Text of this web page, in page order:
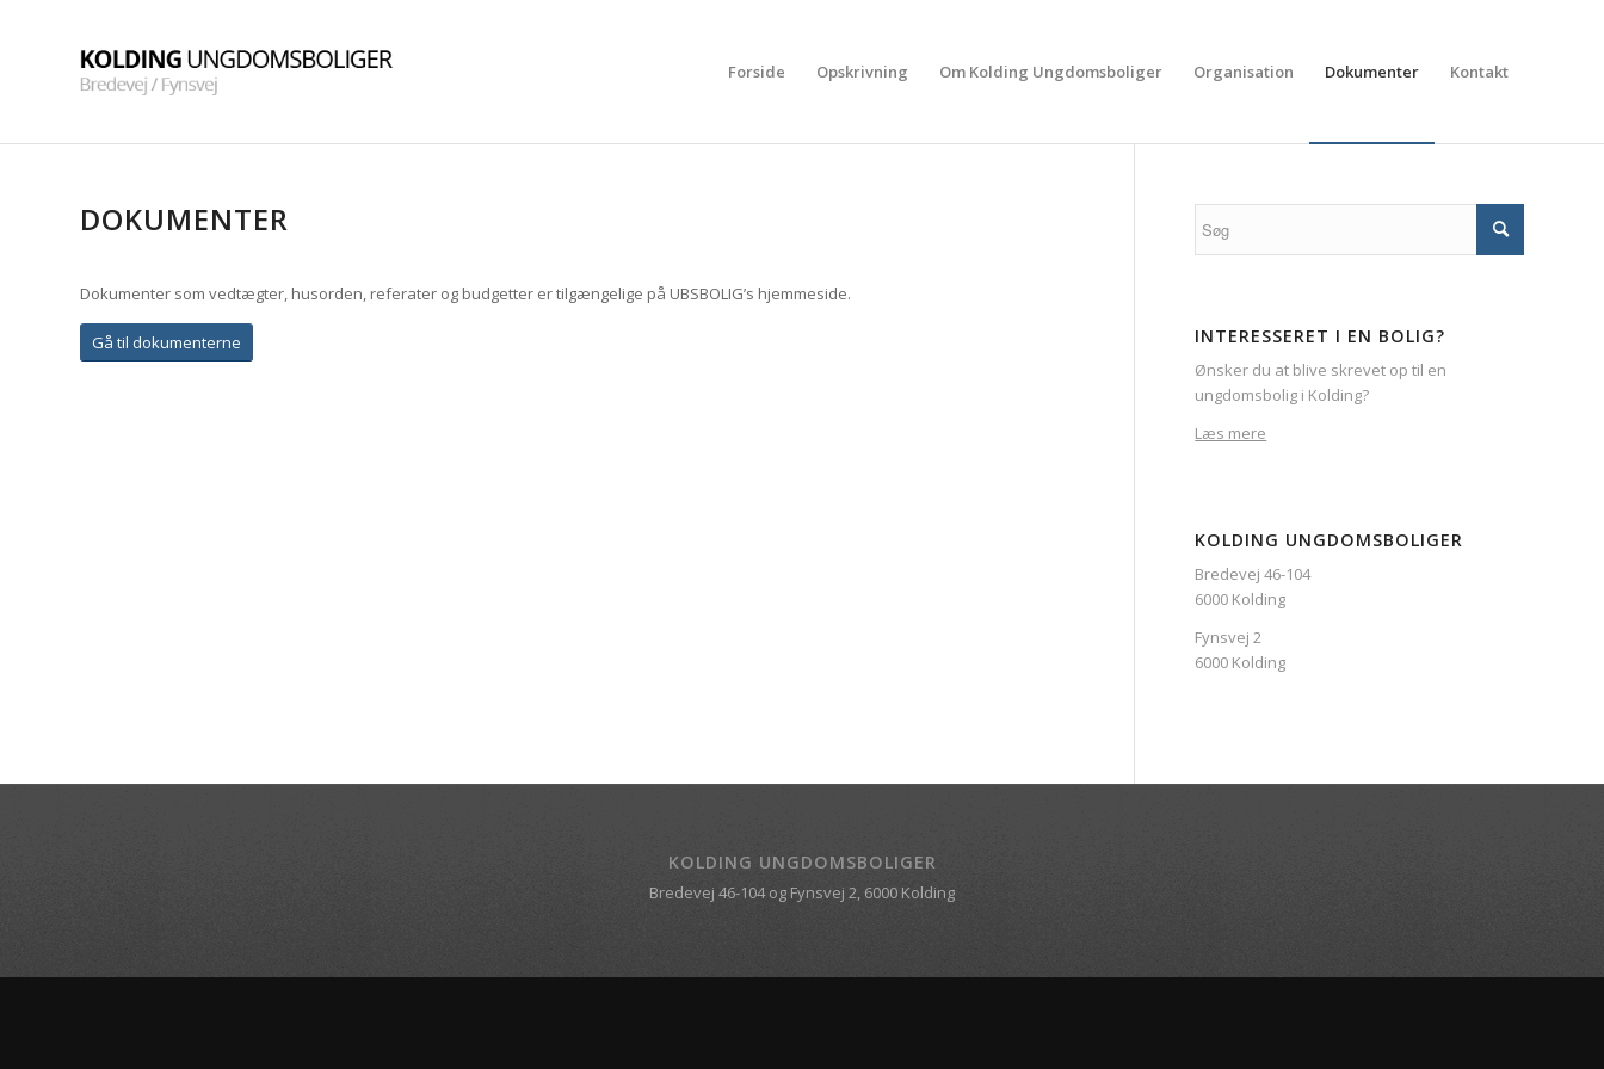
Forside Opskrivning Om Kolding Ungdomsboliger Organisation Dokumenter Kontakt
DOKUMENTER
Dokumenter som vedtægter, husorden, referater og budgetter er tilgængelige på UBSBOLIG’s hjemmeside.
Gå til dokumenterne INTERESSERET I EN BOLIG?
Ønsker du at blive skrevet op til en
ungdomsbolig i Kolding?
Læs mere
KOLDING UNGDOMSBOLIGER
Bredevej 46-104
6000 Kolding
Fynsvej 2
6000 Kolding
KOLDING UNGDOMSBOLIGER
Bredevej 46-104 og Fynsvej 2, 6000 Kolding